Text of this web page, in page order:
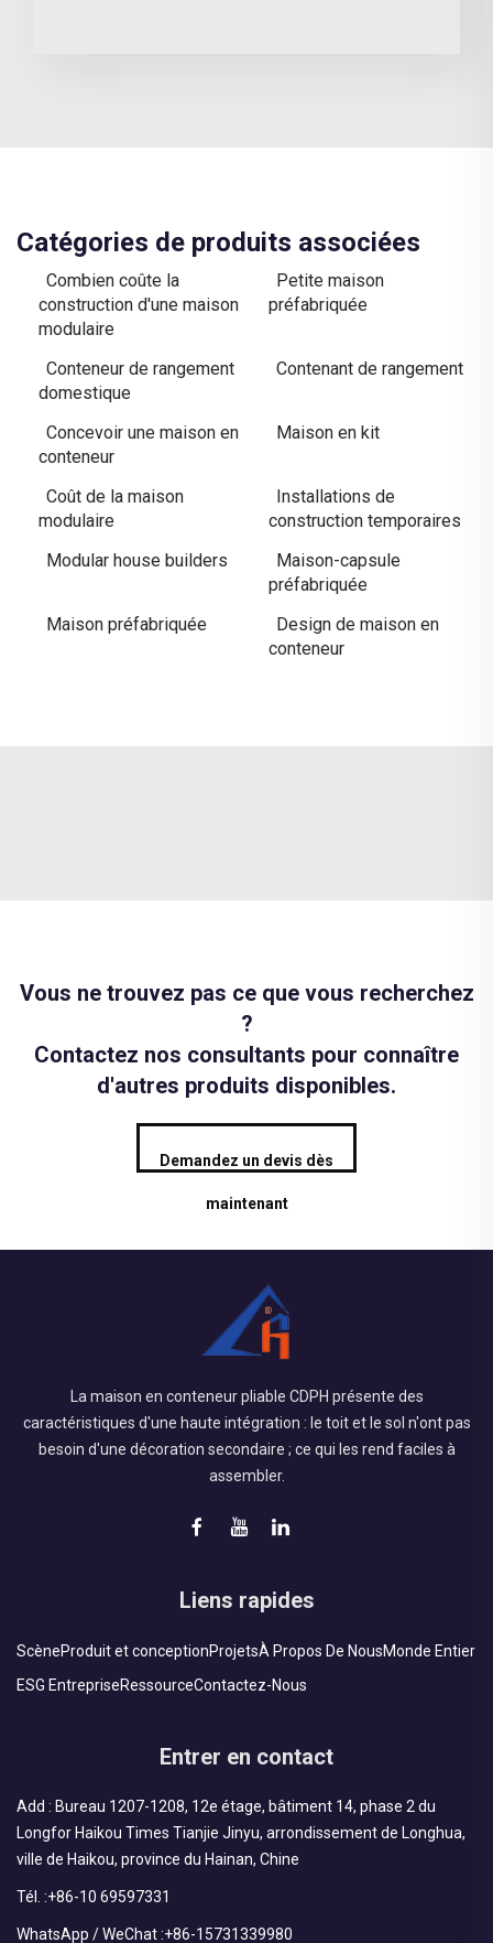
Catégories de produits associées
Combien coûte la
construction d'une maison
modulaire
Petite maison
préfabriquée
Conteneur de rangement
domestique
Contenant de rangement
Concevoir une maison en
conteneur
Maison en kit
Coût de la maison
modulaire
Installations de
construction temporaires
Modular house builders
Maison-capsule
préfabriquée
Maison préfabriquée
Design de maison en
conteneur
Vous ne trouvez pas ce que vous recherchez
?
Contactez nos consultants pour connaître
d'autres produits disponibles.
Demandez un devis dès
maintenant
La maison en conteneur pliable CDPH présente des
caractéristiques d'une haute intégration : le toit et le sol n'ont pas
besoin d'une décoration secondaire ; ce qui les rend faciles à
assembler.
Liens rapides
ScèneProduit et conceptionProjetsÀ Propos De NousMonde Entier
ESG EntrepriseRessourceContactez-Nous
Entrer en contact
Add : Bureau 1207-1208, 12e étage, bâtiment 14, phase 2 du
Longfor Haikou Times Tianjie Jinyu, arrondissement de Longhua,
ville de Haikou, province du Hainan, Chine
Tél. :+86-10 69597331
WhatsApp / WeChat :+86-15731339980